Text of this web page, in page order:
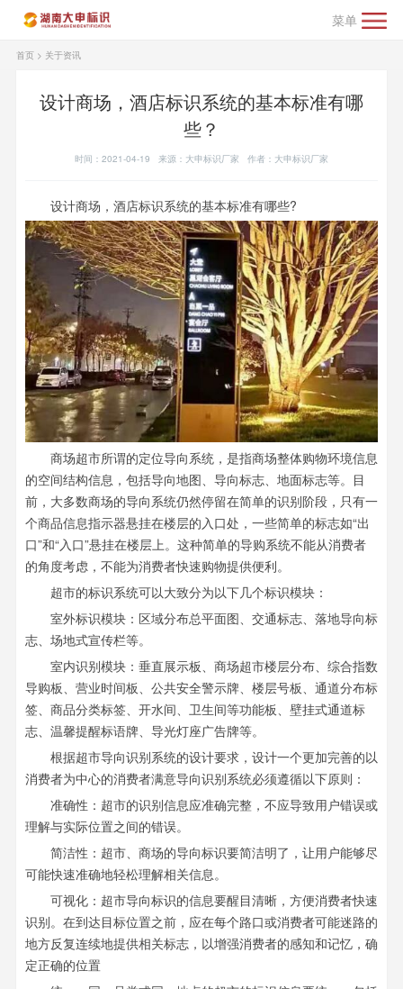
菜单
首页> 关于资讯
设计商场，酒店标识系统的基本标准有哪
些？
时间：2021-04-19 来源：大申标识厂家 作者：大申标识厂家
设计商场，酒店标识系统的基本标准有哪些?
商场超市所谓的定位导向系统，是指商场整体购物环境信息
的空间结构信息，包括导向地图、导向标志、地面标志等。目
前，大多数商场的导向系统仍然停留在简单的识别阶段，只有一
个商品信息指示器悬挂在楼层的入口处，一些简单的标志如“出
口”和“入口”悬挂在楼层上。这种简单的导购系统不能从消费者
的角度考虑，不能为消费者快速购物提供便利。
超市的标识系统可以大致分为以下几个标识模块：
室外标识模块：区域分布总平面图、交通标志、落地导向标
志、场地式宣传栏等。
室内识别模块：垂直展示板、商场超市楼层分布、综合指数
导购板、营业时间板、公共安全警示牌、楼层号板、通道分布标
签、商品分类标签、开水间、卫生间等功能板、壁挂式通道标
志、温馨提醒标语牌、导光灯座广告牌等。
根据超市导向识别系统的设计要求，设计一个更加完善的以
消费者为中心的消费者满意导向识别系统必须遵循以下原则：
准确性：超市的识别信息应准确完整，不应导致用户错误或
理解与实际位置之间的错误。
简洁性：超市、商场的导向标识要简洁明了，让用户能够尽
可能快速准确地轻松理解相关信息。
可视化：超市导向标识的信息要醒目清晰，方便消费者快速
识别。在到达目标位置之前，应在每个路口或消费者可能迷路的
地方反复连续地提供相关标志，以增强消费者的感知和记忆，确
定正确的位置